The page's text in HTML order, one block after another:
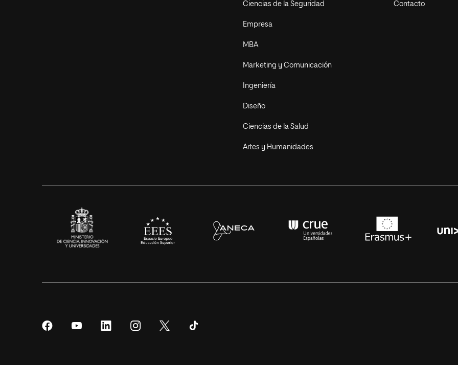
Ciencias de la Seguridad
Empresa
MBA
Marketing y Comunicación
Ingeniería
Diseño
Ciencias de la Salud
Artes y Humanidades
Contacto
SíguenosSíguenos SíguenosSíguenos Síguenos